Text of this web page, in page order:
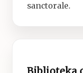
sanctorale.